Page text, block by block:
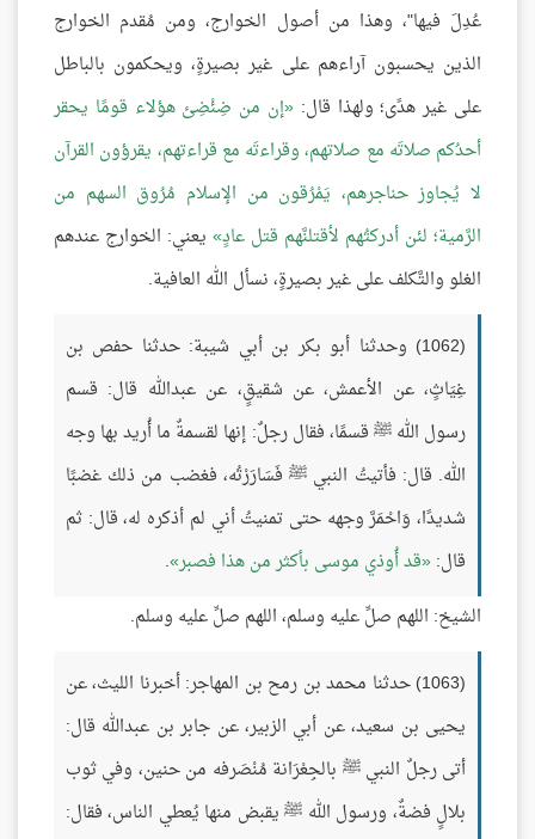
عُدِلَ فيها"، وهذا من أصول الخوارج، ومن مُقدم الخوارج
الذين يحسبون آراءهم على غير بصيرةٍ، ويحكمون بالباطل
على غير هدًى؛ ولهذا قال: إن من ضِئْضِئ هؤلاء قومًا يحقر
أحدُكم صلاتَه مع صلاتهم، وقراءتَه مع قراءتهم، يقرؤون القرآن
لا يُجاوز حناجرهم، يَمْرُقون من الإسلام مُرُوق السهم من
الرَّمية؛ لئن أدركتُهم لأقتلنَّهم قتل عادٍ يعني: الخوارج عندهم
الغلو والتَّكلف على غير بصيرةٍ، نسأل الله العافية.
(1062) وحدثنا أبو بكر بن أبي شيبة: حدثنا حفص بن
غِيَاثٍ، عن الأعمش، عن شقيقٍ، عن عبدالله قال: قسم
رسول الله ﷺ قسمًا، فقال رجلٌ: إنها لقسمةٌ ما أُريد بها وجه
الله. قال: فأتيتُ النبي ﷺ فَسَارَرْتُه، فغضب من ذلك غضبًا
شديدًا، وَاحْمَرَّ وجهه حتى تمنيتُ أني لم أذكره له، قال: ثم
قال: قد أُوذي موسى بأكثر من هذا فصبر .
الشيخ: اللهم صلِّ عليه وسلم، اللهم صلِّ عليه وسلم.
(1063) حدثنا محمد بن رمح بن المهاجر: أخبرنا الليث، عن
يحيى بن سعيد، عن أبي الزبير، عن جابر بن عبدالله قال:
أتى رجلٌ النبي ﷺ بالجِعْرَانة مُنْصَرفه من حنين، وفي ثوب
بلالٍ فضةٌ، ورسول الله ﷺ يقبض منها يُعطي الناس، فقال: